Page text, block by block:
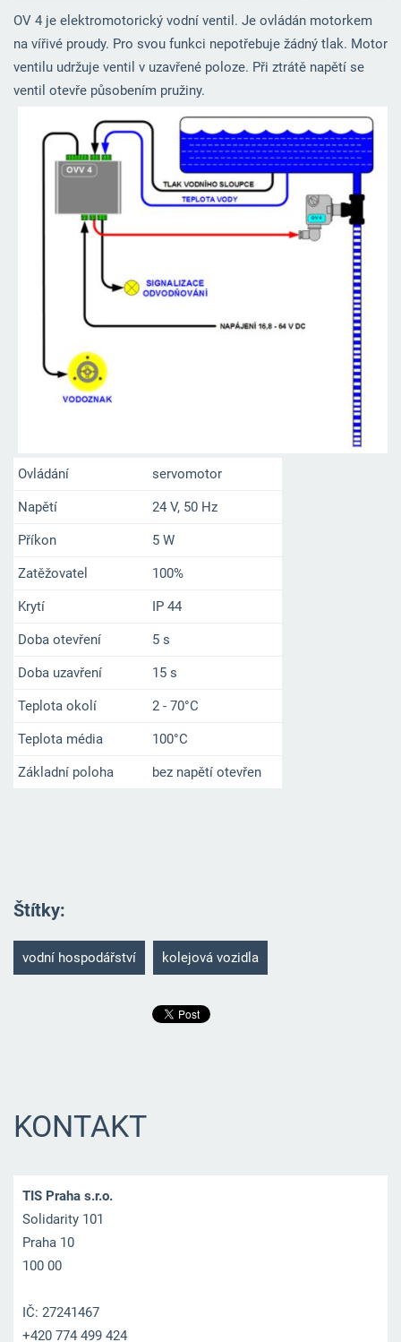
OV 4 je elektromotorický vodní ventil. Je ovládán motorkem
na vířivé proudy. Pro svou funkci nepotřebuje žádný tlak. Motor
ventilu udržuje ventil v uzavřené poloze. Při ztrátě napětí se
ventil otevře působením pružiny.
Ovládání servomotor
Napětí 24 V, 50 Hz
Příkon 5 W
Zatěžovatel 100%
Krytí IP 44
Doba otevření 5 s
Doba uzavření 15 s
Teplota okolí 2 - 70°C
Teplota média 100°C
Základní poloha bez napětí otevřen
Štítky:
vodní hospodářství kolejová vozidla
KONTAKT
TIS Praha s.r.o.
Solidarity 101
Praha 10
100 00
IČ: 27241467
+420 774 499 424